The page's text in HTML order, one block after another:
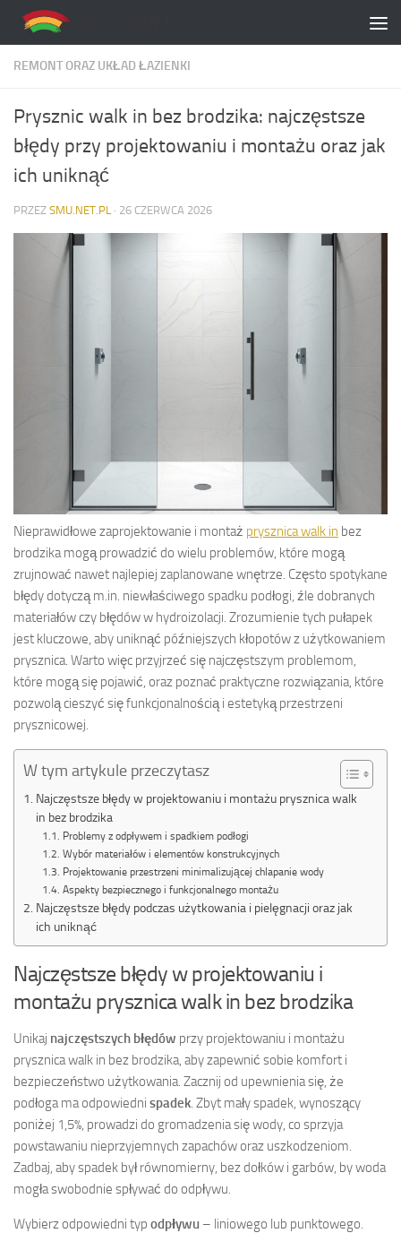
Skip to content
REMONT ORAZ UKŁAD ŁAZIENKI
Prysznic walk in bez brodzika: najczęstsze
błędy przy projektowaniu i montażu oraz jak
ich uniknąć
PRZEZ SMU.NET.PL · 26 CZERWCA 2026
Nieprawidłowe zaprojektowanie i montaż prysznica walk in bez
brodzika mogą prowadzić do wielu problemów, które mogą
zrujnować nawet najlepiej zaplanowane wnętrze. Często spotykane
błędy dotyczą m.in. niewłaściwego spadku podłogi, źle dobranych
materiałów czy błędów w hydroizolacji. Zrozumienie tych pułapek
jest kluczowe, aby uniknąć późniejszych kłopotów z użytkowaniem
prysznica. Warto więc przyjrzeć się najczęstszym problemom,
które mogą się pojawić, oraz poznać praktyczne rozwiązania, które
pozwolą cieszyć się funkcjonalnością i estetyką przestrzeni
prysznicowej.
W tym artykule przeczytasz
Najczęstsze błędy w projektowaniu i montażu prysznica walk
in bez brodzika
Problemy z odpływem i spadkiem podłogi
Wybór materiałów i elementów konstrukcyjnych
Projektowanie przestrzeni minimalizującej chlapanie wody
Aspekty bezpiecznego i funkcjonalnego montażu
Najczęstsze błędy podczas użytkowania i pielęgnacji oraz jak
ich uniknąć
Najczęstsze błędy w projektowaniu i
montażu prysznica walk in bez brodzika
Unikaj najczęstszych błędów przy projektowaniu i montażu
prysznica walk in bez brodzika, aby zapewnić sobie komfort i
bezpieczeństwo użytkowania. Zacznij od upewnienia się, że
podłoga ma odpowiedni spadek . Zbyt mały spadek, wynoszący
poniżej 1,5%, prowadzi do gromadzenia się wody, co sprzyja
powstawaniu nieprzyjemnych zapachów oraz uszkodzeniom.
Zadbaj, aby spadek był równomierny, bez dołków i garbów, by woda
mogła swobodnie spływać do odpływu.
Wybierz odpowiedni typ odpływu – liniowego lub punktowego.